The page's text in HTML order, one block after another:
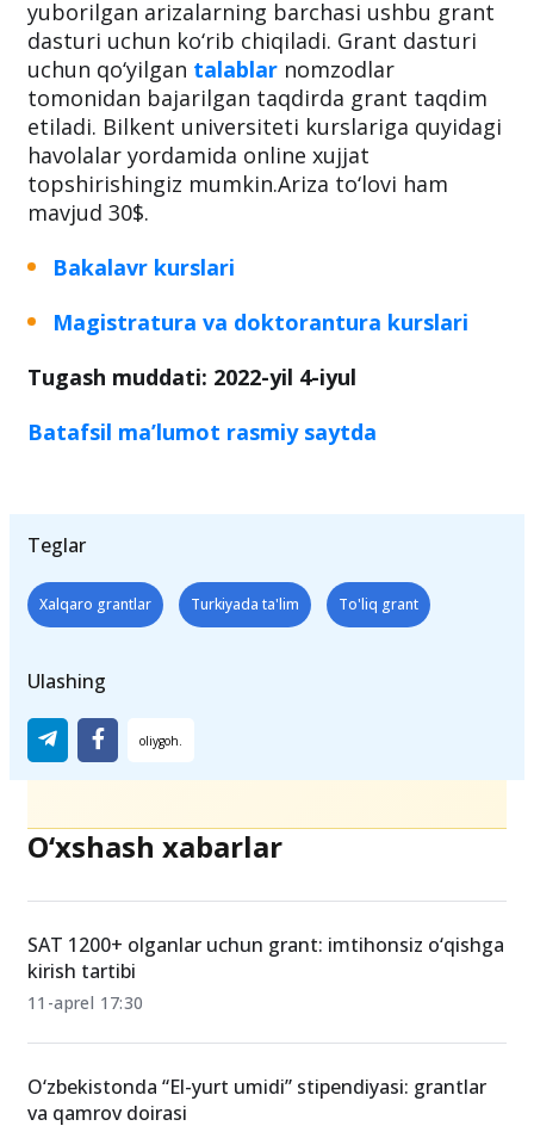
yuborilgan arizalarning barchasi ushbu grant
dasturi uchun ko‘rib chiqiladi. Grant dasturi
uchun qo‘yilgan talablar nomzodlar
tomonidan bajarilgan taqdirda grant taqdim
etiladi. Bilkent universiteti kurslariga quyidagi
havolalar yordamida online xujjat
topshirishingiz mumkin.Ariza to‘lovi ham
mavjud 30$.
Bakalavr kurslari
Magistratura va doktorantura kurslari
Tugash muddati: 2022-yil 4-iyul
Batafsil ma’lumot rasmiy saytda
Teglar
Xalqaro grantlar Turkiyada ta'lim To'liq grant
Ulashing
O‘xshash xabarlar
SAT 1200+ olganlar uchun grant: imtihonsiz o‘qishga
kirish tartibi
11-aprel 17:30
O‘zbekistonda “El-yurt umidi” stipendiyasi: grantlar
va qamrov doirasi